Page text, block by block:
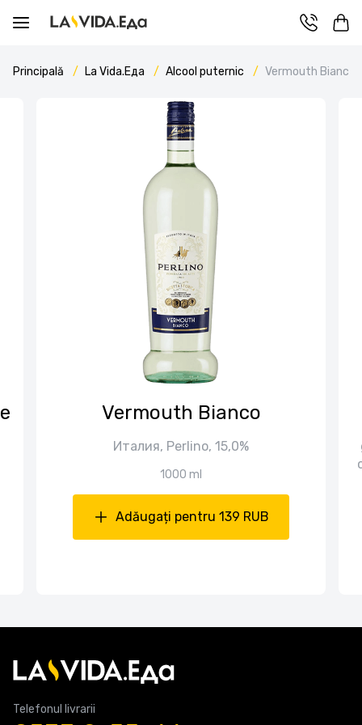
Principală La Vida.Еда Alcool puternic Vermouth Bianco
Vermouth Bianco
Италия, Perlino, 15,0%
1000 ml
Adăugați pentru 139 RUB
Telefonul livrarii